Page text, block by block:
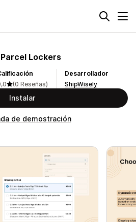
Parcel Lockers
(0 Reseñas)
Desarrollador
ShipWisely
Instalar
de demostración